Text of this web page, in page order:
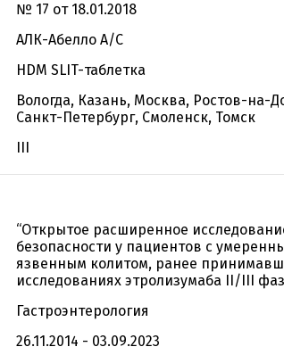
№ 17 от 18.01.2018
АЛК-Абелло А/С
HDM SLIT-таблетка
Вологда, Казань, Москва, Ростов-на-
Санкт-Петербург, Смоленск, Томск
III
“Открытое расширенное
безопасности у пациентов с
язвенным колитом, ранее
исследованиях этролизумаба II/III
Гастроэнтерология
26.11.2014 - 03.09.2023